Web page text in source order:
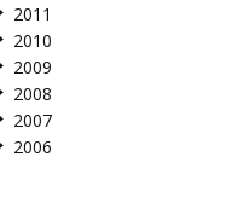
2011
2010
2009
2008
2007
2006